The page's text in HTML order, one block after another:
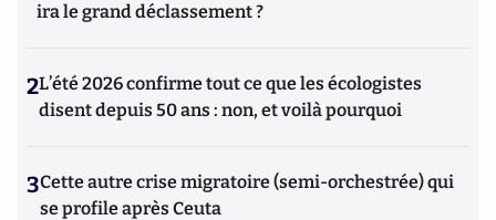
ira le grand déclassement ?
2L’été 2026 confirme tout ce que les écologistes
disent depuis 50 ans : non, et voilà pourquoi
3Cette autre crise migratoire (semi-orchestrée) qui
se profile après Ceuta